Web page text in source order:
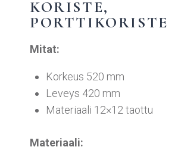
KORISTE,
PORTTIKORISTE
Mitat:
Korkeus 520 mm
Leveys 420 mm
Materiaali 12×12 taottu
Materiaali: